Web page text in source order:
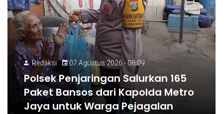
Redaksi 07 Agustus 2026 - 08:09
Polsek Penjaringan Salurkan 165
Paket Bansos dari Kapolda Metro
Jaya untuk Warga Pejagalan